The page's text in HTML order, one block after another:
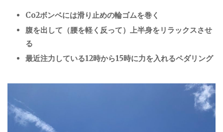
Co2ボンベには滑り止めの輪ゴムを巻く
腹を出して（腰を軽く反って）上半身をリラックスさせ
る
最近注力している12時から15時に力を入れるペダリング